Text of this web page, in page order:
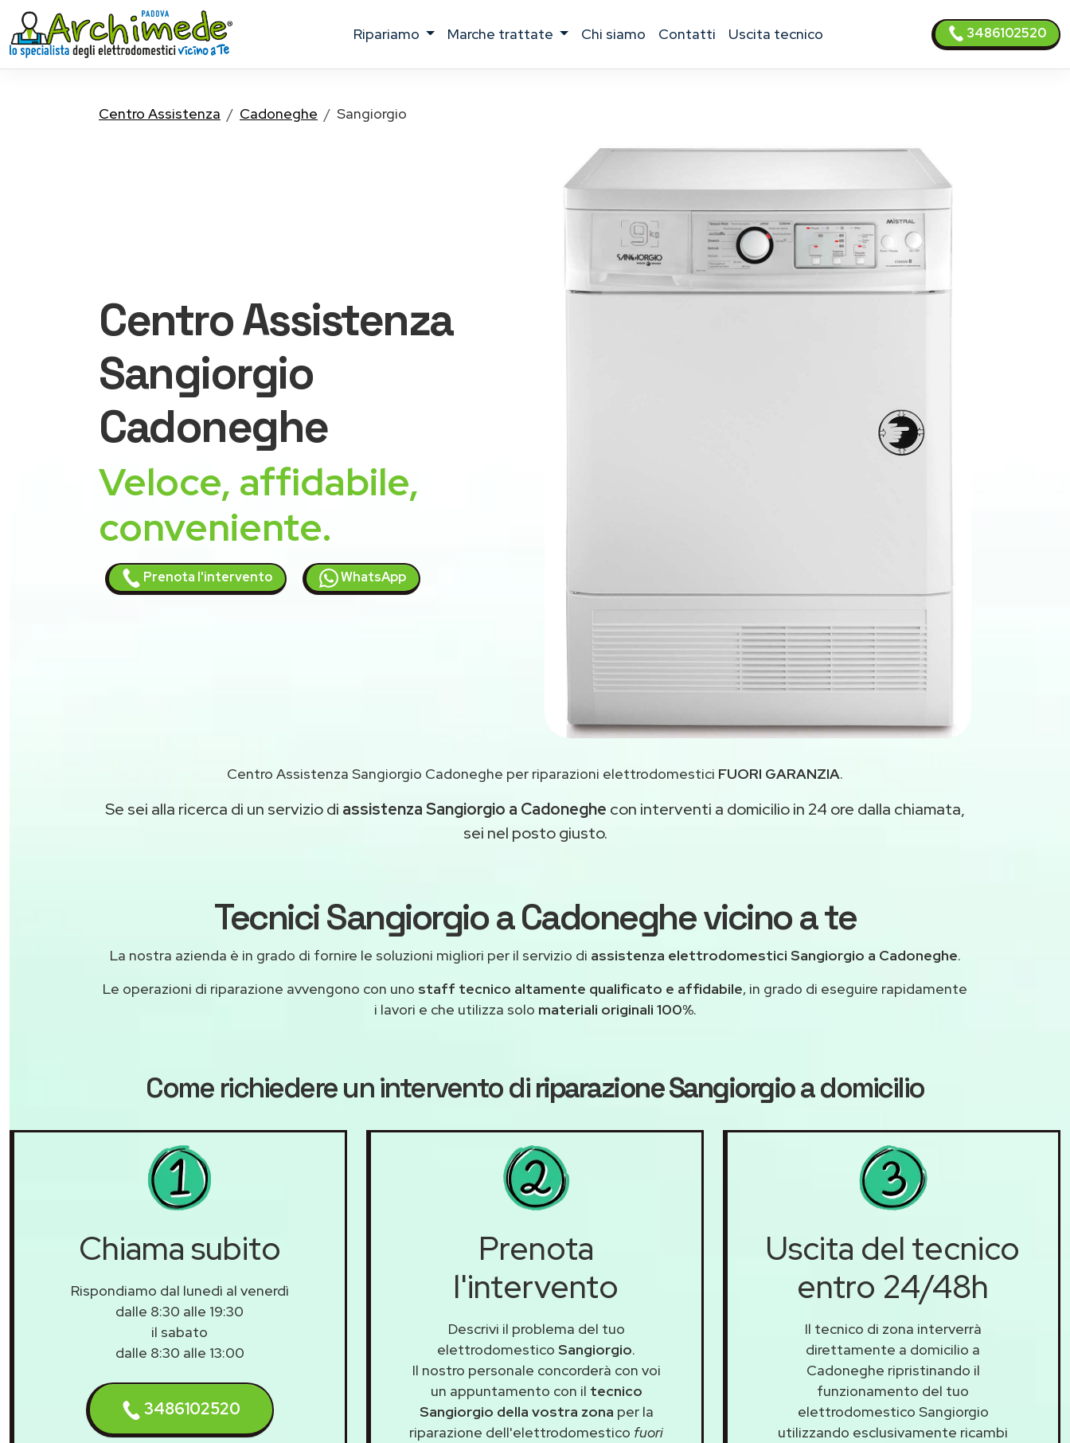
ripariamo marche trattate chi siamo contatti uscita tecnico 3486102520
Centro Assistenza Cadoneghe Sangiorgio
Centro Assistenza
Sangiorgio
Cadoneghe
Veloce, affidabile,
conveniente.
Prenota l'intervento WhatsApp
Centro Assistenza Sangiorgio Cadoneghe per riparazioni elettrodomestici FUORI GARANZIA.
Se sei alla ricerca di un servizio di assistenza Sangiorgio a Cadoneghe con interventi a domicilio in 24 ore dalla chiamata,
sei nel posto giusto.
Tecnici Sangiorgio a Cadoneghe vicino a te
La nostra azienda è in grado di fornire le soluzioni migliori per il servizio di assistenza elettrodomestici Sangiorgio a Cadoneghe.
Le operazioni di riparazione avvengono con uno staff tecnico altamente qualificato e affidabile, in grado di eseguire rapidamente
i lavori e che utilizza solo materiali originali 100%.
Come richiedere un intervento diriparazione Sangiorgioa domicilio
Chiama subito
Rispondiamo dal lunedì al venerdì
dalle 8:30 alle 19:30
il sabato
dalle 8:30 alle 13:00
3486102520
Prenota
l'intervento
Descrivi il problema del tuo
elettrodomestico Sangiorgio.
Il nostro personale concorderà con voi
un appuntamento con il tecnico
Sangiorgio della vostra zona per la
riparazione dell'elettrodomestico fuori
Uscita del tecnico
entro 24/48h
Il tecnico di zona interverrà
direttamente a domicilio a
Cadoneghe ripristinando il
funzionamento del tuo
elettrodomestico Sangiorgio
utilizzando esclusivamente ricambi